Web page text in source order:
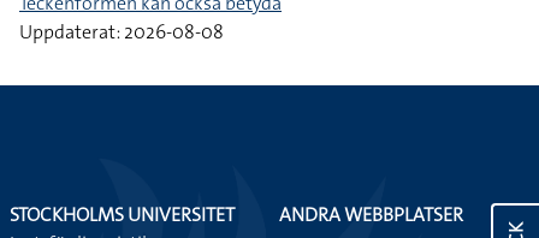
Uppdaterat: 2026-08-08
STOCKHOLMS UNIVERSITET
ANDRA WEBBPLATSER